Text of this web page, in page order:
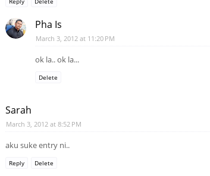
Pha Is
March 3, 2012 at 11:20 PM
ok la.. ok la...
Delete
Sarah
March 3, 2012 at 8:52 PM
aku suke entry ni..
Reply Delete